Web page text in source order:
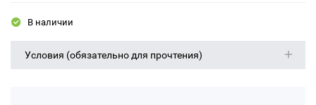
В наличии
Условия (обязательно для прочтения)